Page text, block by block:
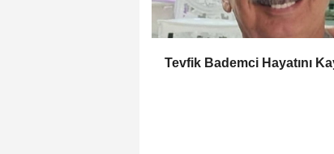
Tevfik Bademci Hayatını